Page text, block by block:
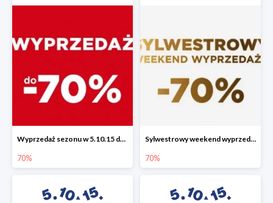
Wyprzedaż sezonu w 5.10.15 do -70%
70%
Sylwestrowy weekend wyprzedaży do -70%
70%